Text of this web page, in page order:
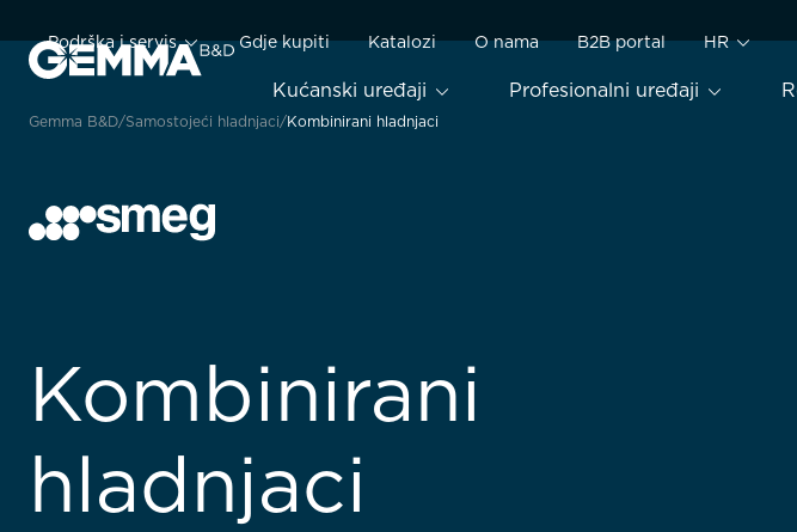
Kućanski uređaji Profesionalni uređaji
Podrška i servis Gdje kupiti Katalozi O nama B2B portal HR
Gemma B&D Samostojeći hladnjaci Kombinirani hladnjaci
Kombinirani
hladnjaci